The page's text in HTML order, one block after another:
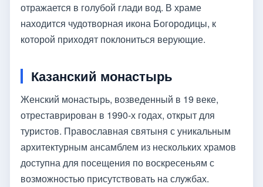
отражается в голубой глади вод. В храме
находится чудотворная икона Богородицы, к
которой приходят поклониться верующие.
Казанский монастырь
Женский монастырь, возведенный в 19 веке,
отреставрирован в 1990-х годах, открыт для
туристов. Православная святыня с уникальным
архитектурным ансамблем из нескольких храмов
доступна для посещения по воскресеньям с
возможностью присутствовать на службах.